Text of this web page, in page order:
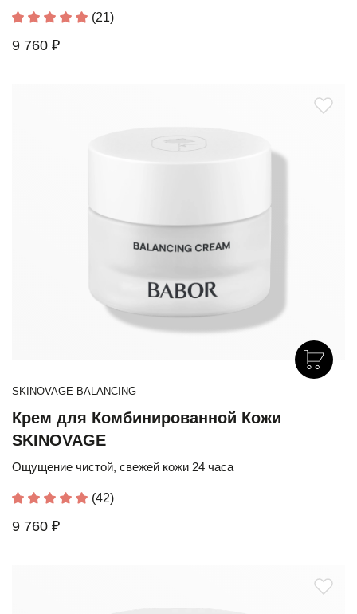
(21)
9 760 ₽
SKINOVAGE BALANCING
Крем для Комбинированной Кожи
SKINOVAGE
Ощущение чистой, свежей кожи 24 часа
(42)
9 760 ₽